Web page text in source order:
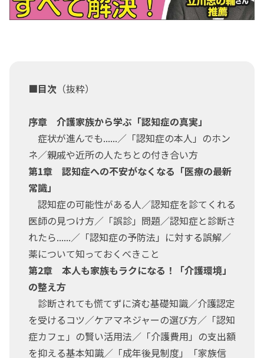
■目次 （抜粋）
序章 介護家族から学ぶ「認知症の真実」
症状が進んでも......／「認知症の本人」のホン
ネ／親戚や近所の人たちとの付き合い方
第1章 認知症への不安がなくなる「医療の最新
常識」
認知症の可能性がある人／認知症を診てくれる
医師の見つけ方／「誤診」問題／認知症と診断さ
れたら......／「認知症の予防法」に対する誤解／
薬について知っておくべきこと
第2章 本人も家族もラクになる！「介護環境」
の整え方
診断されても慌てずに済む基礎知識／介護認定
を受けるコツ／ケアマネジャーの選び方／「認知
症カフェ」の賢い活用法／「介護費用」の支出額
を抑える基本知識／「成年後見制度」「家族信